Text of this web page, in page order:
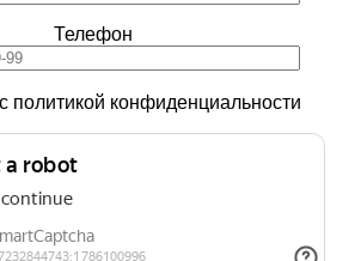
Телефон
политикой конфиденциальности